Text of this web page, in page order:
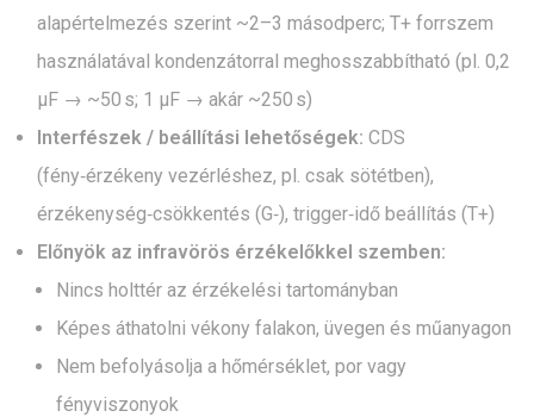
alapértelmezés szerint ~2–3 másodperc; T+ forrszem
használatával kondenzátorral meghosszabbítható (pl. 0,2
µF → ~50 s; 1 µF → akár ~250 s)
Interfészek / beállítási lehetőségek: CDS
(fény‑érzékeny vezérléshez, pl. csak sötétben),
érzékenység‑csökkentés (G‑), trigger‑idő beállítás (T+)
Előnyök az infravörös érzékelőkkel szemben:
Nincs holttér az érzékelési tartományban
Képes áthatolni vékony falakon, üvegen és műanyagon
Nem befolyásolja a hőmérséklet, por vagy
fényviszonyok